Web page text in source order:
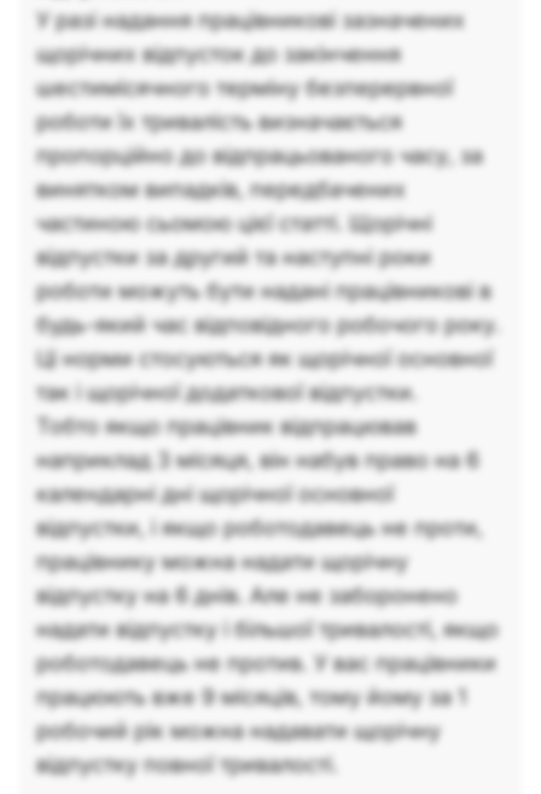
У разі надання працівникові зазначених
щорічних відпусток до закінчення
шестимісячного терміну безперервної
роботи їх тривалість визначається
пропорційно до відпрацьованого часу, за
винятком випадків, передбачених
частиною сьомою цієї статті. Щорічні
відпустки за другий та наступні роки
роботи можуть бути надані працівникові в
будь-який час відповідного робочого року.
Ці норми стосуються як щорічної основної
так і щорічної додаткової відпустки.
Тобто якщо працівник відпрацював
наприклад 3 місяця, він набув право на 6
календарні дні щорічної основної
відпустки, і якщо роботодавець не проти,
працівнику можна надати щорічну
відпустку на 6 днів. Але не заборонено
надати відпустку і більшої тривалості, якщо
роботодавець не против. У вас працівники
працюють вже 9 місяців, тому йому за 1
робочий рік можна надавати щорічну
відпустку повної тривалості.